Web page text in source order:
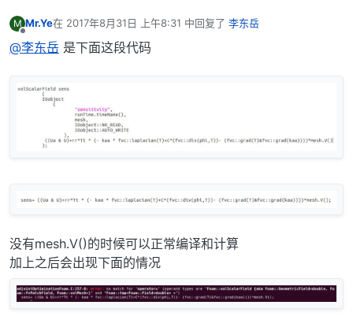
M Mr.Ye在 2017年8月31日 上午8:31 中回复了 李东岳
最后由 编辑
@李东岳 是下面这段代码
没有mesh.V()的时候可以正常编译和计算
加上之后会出现下面的情况